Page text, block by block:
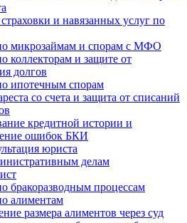
и навязанных услуг по
микрозаймам и спорам с МФО
коллекторам и защите от
долгов
ипотечным спорам
со счета и защита от списаний
кредитной истории и
ошибок БКИ
юриста
делам
бракоразводным процессам
алиментам
размера алиментов через суд